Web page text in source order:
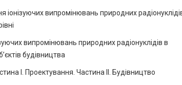
випромінювань природних
випромінювань природних радіонуклідів в
будівництва
І. Проектування. Частина ІІ. Будівництво